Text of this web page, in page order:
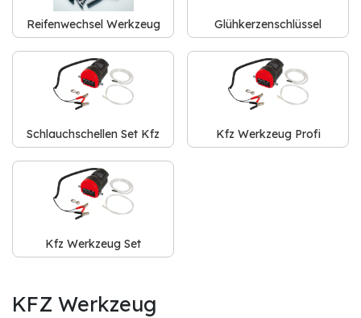
Reifenwechsel Werkzeug Glühkerzenschlüssel
Schlauchschellen Set Kfz Kfz Werkzeug Profi
Kfz Werkzeug Set
KFZ Werkzeug